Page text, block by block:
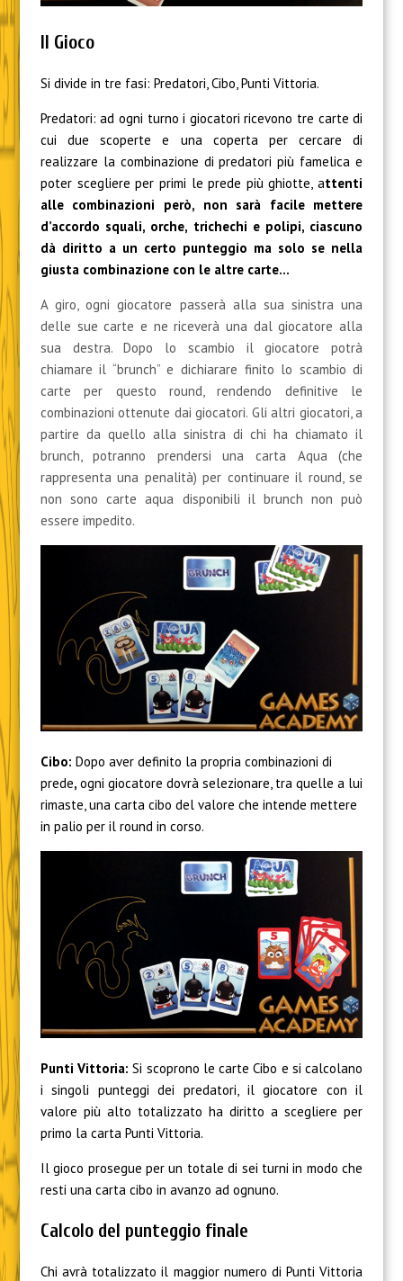
Il Gioco
Si divide in tre fasi: Predatori, Cibo, Punti Vittoria.
Predatori: ad ogni turno i giocatori ricevono tre carte di
cui due scoperte e una coperta per cercare di
realizzare la combinazione di predatori più famelica e
poter scegliere per primi le prede più ghiotte, attenti
alle combinazioni però, non sarà facile mettere
d’accordo squali, orche, trichechi e polipi, ciascuno
dà diritto a un certo punteggio ma solo se nella
giusta combinazione con le altre carte…
A giro, ogni giocatore passerà alla sua sinistra una
delle sue carte e ne riceverà una dal giocatore alla
sua destra. Dopo lo scambio il giocatore potrà
chiamare il “brunch” e dichiarare finito lo scambio di
carte per questo round, rendendo definitive le
combinazioni ottenute dai giocatori. Gli altri giocatori, a
partire da quello alla sinistra di chi ha chiamato il
brunch, potranno prendersi una carta Aqua (che
rappresenta una penalità) per continuare il round, se
non sono carte aqua disponibili il brunch non può
essere impedito.
Cibo: Dopo aver definito la propria combinazioni di
prede, ogni giocatore dovrà selezionare, tra quelle a lui
rimaste, una carta cibo del valore che intende mettere
in palio per il round in corso.
Punti Vittoria: Si scoprono le carte Cibo e si calcolano
i singoli punteggi dei predatori, il giocatore con il
valore più alto totalizzato ha diritto a scegliere per
primo la carta Punti Vittoria.
Il gioco prosegue per un totale di sei turni in modo che
resti una carta cibo in avanzo ad ognuno.
Calcolo del punteggio finale
Chi avrà totalizzato il maggior numero di Punti Vittoria